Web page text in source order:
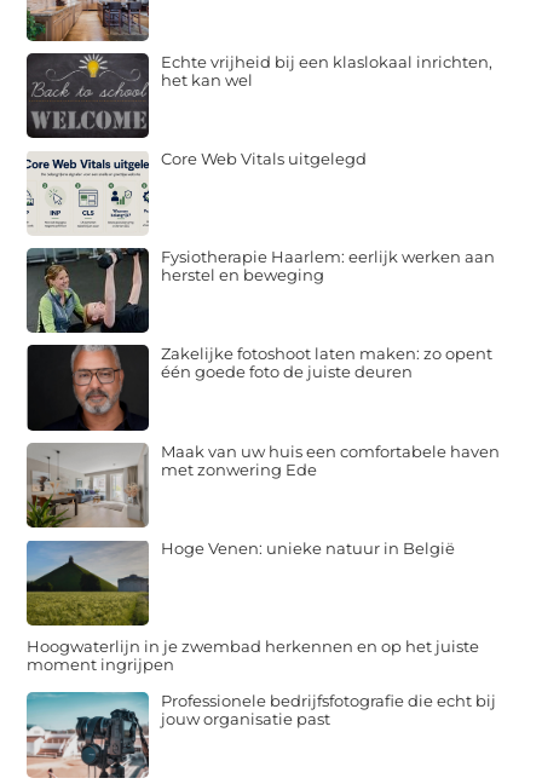
Echte vrijheid bij een klaslokaal inrichten,
het kan wel
Core Web Vitals uitgelegd
Fysiotherapie Haarlem: eerlijk werken aan
herstel en beweging
Zakelijke fotoshoot laten maken: zo opent
één goede foto de juiste deuren
Maak van uw huis een comfortabele haven
met zonwering Ede
Hoge Venen: unieke natuur in België
Hoogwaterlijn in je zwembad herkennen en op het juiste
moment ingrijpen
Professionele bedrijfsfotografie die echt bij
jouw organisatie past